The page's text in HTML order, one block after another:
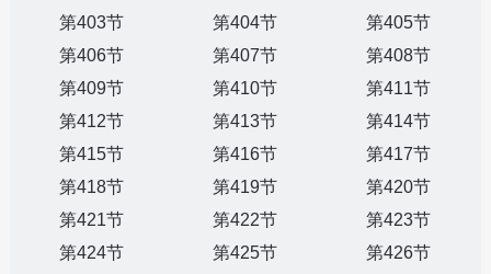
第403节
第404节
第405节
第406节
第407节
第408节
第409节
第410节
第411节
第412节
第413节
第414节
第415节
第416节
第417节
第418节
第419节
第420节
第421节
第422节
第423节
第424节
第425节 第426节